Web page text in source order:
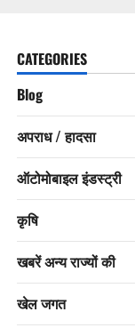
CATEGORIES
Blog
अपराध / हादसा
ऑटोमोबाइल इंडस्ट्री
कृषि
खबरें अन्य राज्यों की
खेल जगत